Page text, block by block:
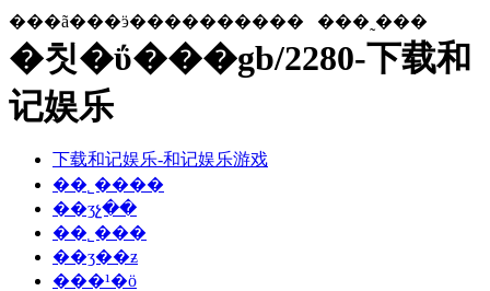
���ã���ӭ���������� ���˷���
�칫�ΰ���gb/2280-下载和
记娱乐
下载和记娱乐-和记娱乐游戏
��˾����
��ʒչ��
��˾���
��ʒ��ƶ
���¹�ӧ